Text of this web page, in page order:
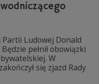
Ludowej Donald
pełnił obowiązki
W
się zjazd Rady